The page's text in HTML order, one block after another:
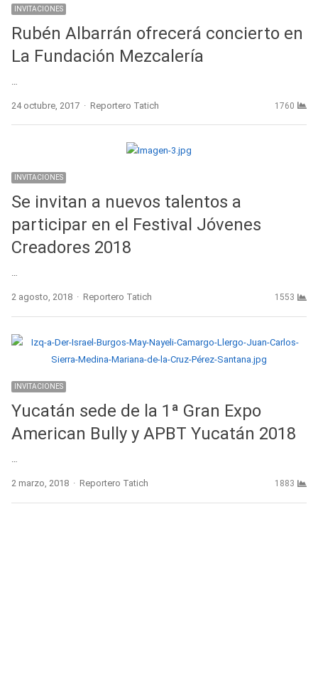
INVITACIONES
Rubén Albarrán ofrecerá concierto en
La Fundación Mezcalería
24 octubre, 2017 Author
Reportero Tatich 1760
INVITACIONES
Se invitan a nuevos talentos a
participar en el Festival Jóvenes
Creadores 2018
…
2 agosto, 2018 Author
Reportero Tatich 1553
INVITACIONES
Yucatán sede de la 1ª Gran Expo
American Bully y APBT Yucatán 2018
…
2 marzo, 2018 Author
Reportero Tatich 1883